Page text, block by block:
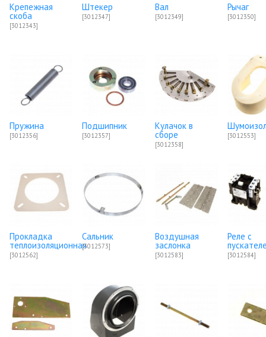
Крепежная
скоба
[3012343]
Штекер
[3012347]
Вал
[3012349]
Рычаг
[3012350]
Пружина
[3012356]
Подшипник
[3012357]
Кулачок в
сборе
[3012358]
[3012553]
Прокладка
теплоизоляционная
[3012562]
Сальник
[3012573]
Воздушная
заслонка
[3012583]
Реле с
[3012584]